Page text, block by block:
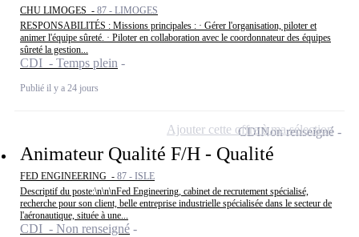
CHU LIMOGES - 87 - LIMOGES
RESPONSABILITÉS : Missions principales : · Gérer l'organisation, piloter et
animer l'équipe sûreté. · Piloter en collaboration avec le coordonnateur des équipes
sûreté la gestion...
CDI - Temps plein
Publié il y a 24 jours
Animateur Qualité F/H - Qualité
FED ENGINEERING - 87 - ISLE
Descriptif du poste:\n\n\nFed Engineering, cabinet de recrutement spécialisé,
recherche pour son client, belle entreprise industrielle spécialisée dans le secteur de
l'aéronautique, située à une...
CDI - Non renseigné
CDINon renseigné
Ajouter cette offre à ma sélection